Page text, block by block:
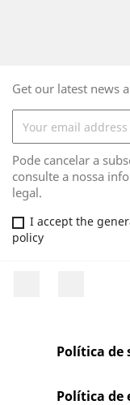
Get our latest news
Pode cancelar a
consulte a nossa
legal.
I accept the
policy
Política de
Política de